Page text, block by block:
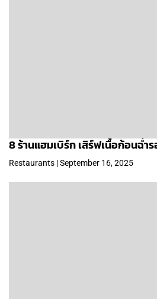
8 ร้านแฮมเบิร์ก เสิร์ฟเนื้อก้อนฉ่ำ
Restaurants | September 16, 2025